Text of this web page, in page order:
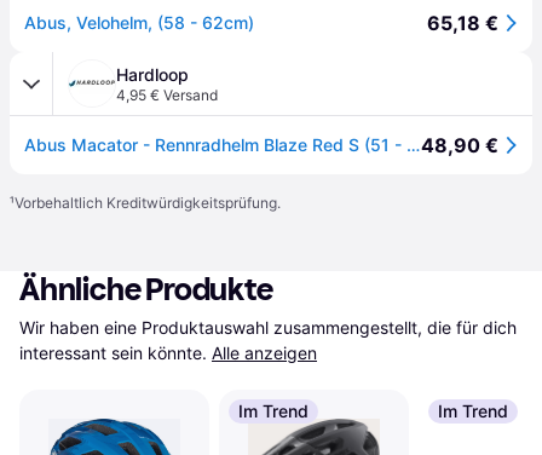
Abus, Velohelm, (58 - 62cm) 65,18 €
Hardloop
4,95 € Versand
Abus Macator - Rennradhelm Blaze Red S (51 - 55 cm)48,90 €
¹Vorbehaltlich Kreditwürdigkeitsprüfung.
Ähnliche Produkte
Wir haben eine Produktauswahl zusammengestellt, die für dich
interessant sein könnte. Alle anzeigen
Im Trend Im Trend